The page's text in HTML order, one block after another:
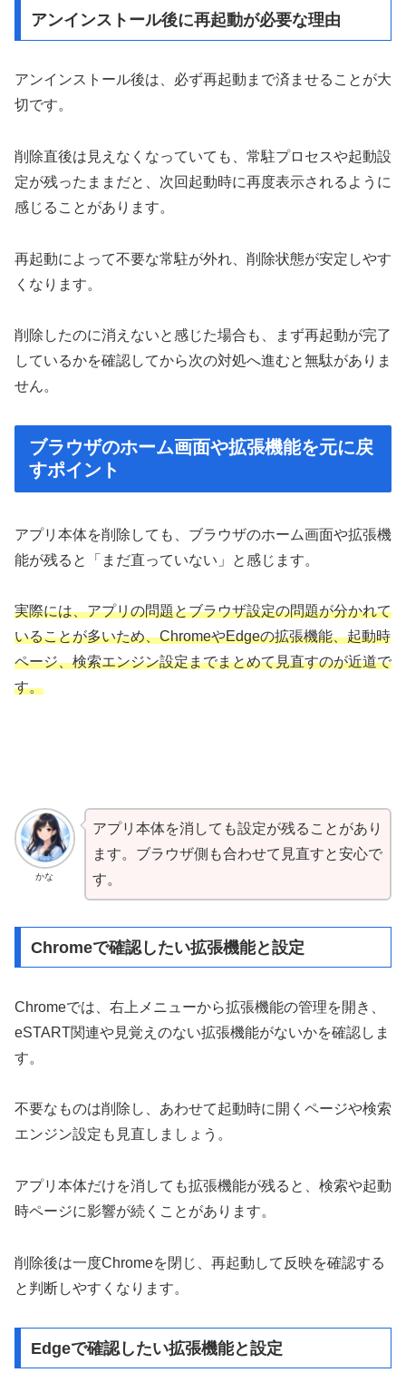
アンインストール後に再起動が必要な理由
アンインストール後は、必ず再起動まで済ませることが大
切です。
削除直後は見えなくなっていても、常駐プロセスや起動設
定が残ったままだと、次回起動時に再度表示されるように
感じることがあります。
再起動によって不要な常駐が外れ、削除状態が安定しやす
くなります。
削除したのに消えないと感じた場合も、まず再起動が完了
しているかを確認してから次の対処へ進むと無駄がありま
せん。
ブラウザのホーム画面や拡張機能を元に戻
すポイント
アプリ本体を削除しても、ブラウザのホーム画面や拡張機
能が残ると「まだ直っていない」と感じます。
実際には、アプリの問題とブラウザ設定の問題が分かれて
いることが多いため、ChromeやEdgeの拡張機能、起動時
ページ、検索エンジン設定までまとめて見直すのが近道で
す。
かな
アプリ本体を消しても設定が残ることがあり
ます。ブラウザ側も合わせて見直すと安心で
す。
Chromeで確認したい拡張機能と設定
Chromeでは、右上メニューから拡張機能の管理を開き、
eSTART関連や見覚えのない拡張機能がないかを確認しま
す。
不要なものは削除し、あわせて起動時に開くページや検索
エンジン設定も見直しましょう。
アプリ本体だけを消しても拡張機能が残ると、検索や起動
時ページに影響が続くことがあります。
削除後は一度Chromeを閉じ、再起動して反映を確認する
と判断しやすくなります。
Edgeで確認したい拡張機能と設定